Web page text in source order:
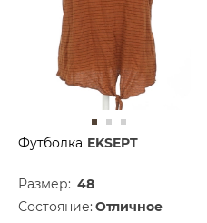
Футболка EKSEPT
Размер: 48
Состояние: Отличное